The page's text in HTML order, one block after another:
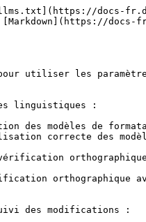
docs-
docs-
pour utiliser les
linguistiques :
modèles de
correcte des
des modifications :